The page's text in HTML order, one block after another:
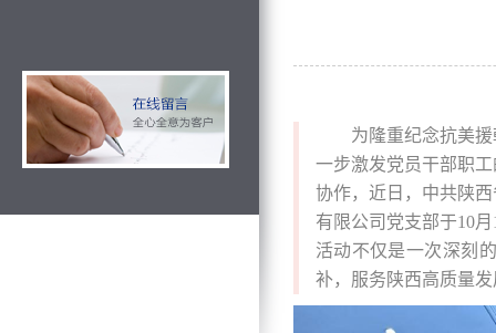
为隆重纪念抗美
一步激发党员干部职
协作，近日，中共陕
有限公司党支部于10
活动不仅是一次深刻
补，服务陕西高质量